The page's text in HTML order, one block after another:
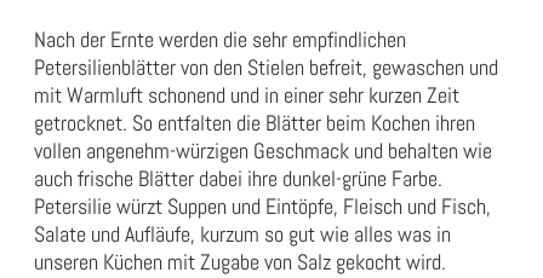
Nach der Ernte werden die sehr empfindlichen
Petersilienblätter von den Stielen befreit, gewaschen und
mit Warmluft schonend und in einer sehr kurzen Zeit
getrocknet. So entfalten die Blätter beim Kochen ihren
vollen angenehm-würzigen Geschmack und behalten wie
auch frische Blätter dabei ihre dunkel-grüne Farbe.
Petersilie würzt Suppen und Eintöpfe, Fleisch und Fisch,
Salate und Aufläufe, kurzum so gut wie alles was in
unseren Küchen mit Zugabe von Salz gekocht wird.